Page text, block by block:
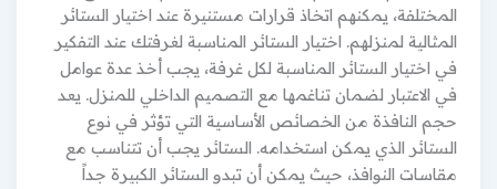
المختلفة، يمكنهم اتخاذ قرارات مستنيرة عند اختيار الستائر
المثالية لمنزلهم. اختيار الستائر المناسبة لغرفتك عند التفكير
في اختيار الستائر المناسبة لكل غرفة، يجب أخذ عدة عوامل
في الاعتبار لضمان تناغمها مع التصميم الداخلي للمنزل. يعد
حجم النافذة من الخصائص الأساسية التي تؤثر في نوع
الستائر الذي يمكن استخدامه. الستائر يجب أن تتناسب مع
مقاسات النوافذ، حيث يمكن أن تبدو الستائر الكبيرة جداً